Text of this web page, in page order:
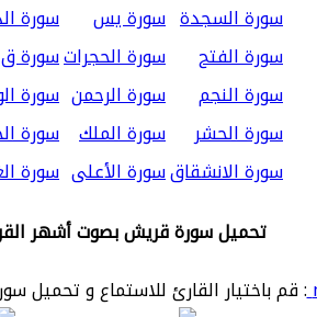
سورة السجدة سورة يس
سورة
سورة الفتح
سورة الحجراتسورة ق
سورة النجم
سورة الرحمن سورة
سورة الحشر
سورة الملك سورة
سورة الانشقاقسورة الأعلى سورة
تحميل سورة قريش بصوت أشهر
: قم باختيار القارئ للاستماع و تحميل